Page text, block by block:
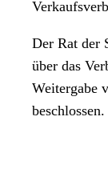
Der Rat der
über das
Weitergabe
beschlossen.